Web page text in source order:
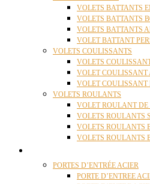
VOLETS BATTANTS
VOLETS BATTANTS
VOLETS BATTANTS
VOLET BATTANT
VOLETS COULISSANTS
VOLETS
VOLET
VOLET COULISSANT
VOLETS ROULANTS
VOLET ROULANT
VOLETS ROULANTS
VOLETS ROULANTS
VOLETS ROULANTS
PORTES D’ENTRÉE ACIER
PORTE D’ENTREE